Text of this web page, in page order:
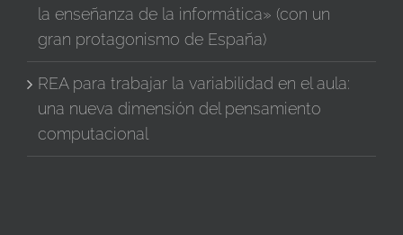
la enseñanza de la informática» (con un
gran protagonismo de España)
REA para trabajar la variabilidad en el aula:
una nueva dimensión del pensamiento
computacional